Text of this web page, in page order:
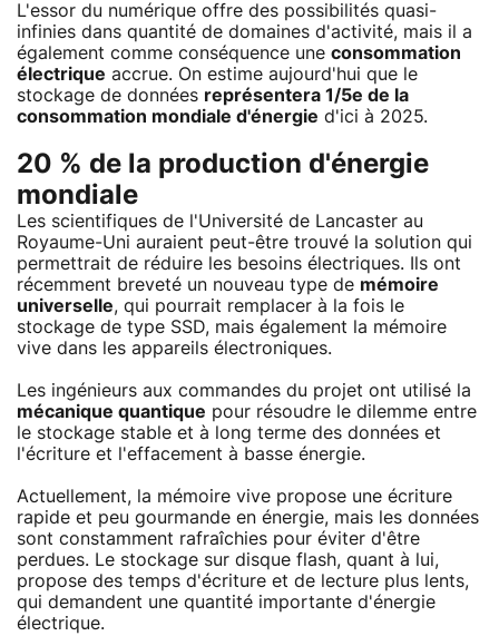
L'essor du numérique offre des possibilités quasi-
infinies dans quantité de domaines d'activité, mais il a
également comme conséquence une consommation
électrique accrue. On estime aujourd'hui que le
stockage de données représentera 1/5e de la
consommation mondiale d'énergie d'ici à 2025.
20 % de la production d'énergie
mondiale
Les scientifiques de l'Université de Lancaster au
Royaume-Uni auraient peut-être trouvé la solution qui
permettrait de réduire les besoins électriques. Ils ont
récemment breveté un nouveau type de mémoire
universelle, qui pourrait remplacer à la fois le
stockage de type SSD, mais également la mémoire
vive dans les appareils électroniques.
Les ingénieurs aux commandes du projet ont utilisé la
mécanique quantique pour résoudre le dilemme entre
le stockage stable et à long terme des données et
l'écriture et l'effacement à basse énergie.
Actuellement, la mémoire vive propose une écriture
rapide et peu gourmande en énergie, mais les données
sont constamment rafraîchies pour éviter d'être
perdues. Le stockage sur disque flash, quant à lui,
propose des temps d'écriture et de lecture plus lents,
qui demandent une quantité importante d'énergie
électrique.